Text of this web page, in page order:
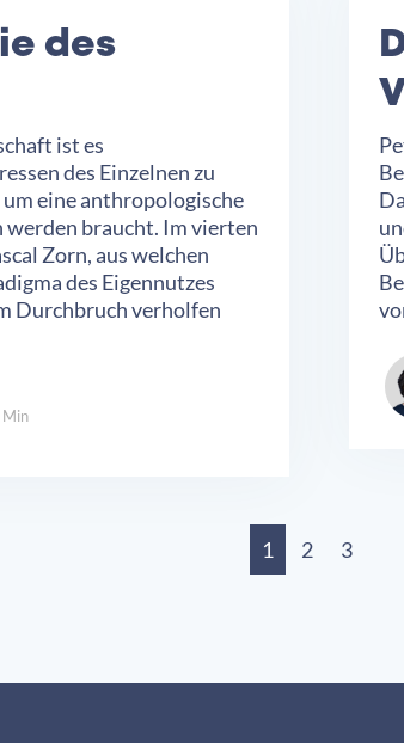
des
ist es
des Einzelnen zu
um eine anthropologische
braucht. Im vierten
Zorn, aus welchen
des Eigennutzes
Durchbruch verholfen
1 2 3